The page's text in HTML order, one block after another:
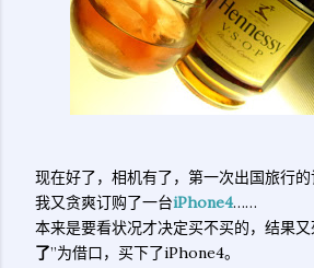
现在好了，相机有了，第一次出国旅行的
我又贪爽订购了一台iPhone4……
本来是要看状况才决定买不买的，结果又
了”为借口，买下了iPhone4。